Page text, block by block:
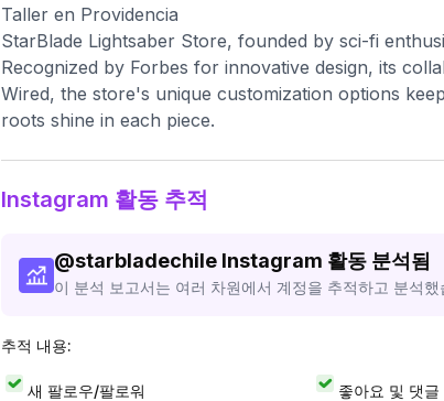
Taller en Providencia
StarBlade Lightsaber Store, founded by sci-fi
Recognized by Forbes for innovative design, its
Wired, the store's unique customization options
roots shine in each piece.
Instagram 활동 추적
@starbladechile Instagram 활동 분석됨
이 분석 보고서는 여러 차원에서 계정을 추적하고 분석했
추적 내용:
새 팔로우/팔로워 좋아요 및 댓글